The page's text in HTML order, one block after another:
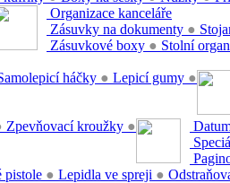
Organizace kanceláře
Zásuvky na dokumenty ●
Zásuvkové boxy ● Stolní
háčky ● Lepicí gumy ●
Zpevňovací kroužky ●
pistole ● Lepidla ve spreji ●